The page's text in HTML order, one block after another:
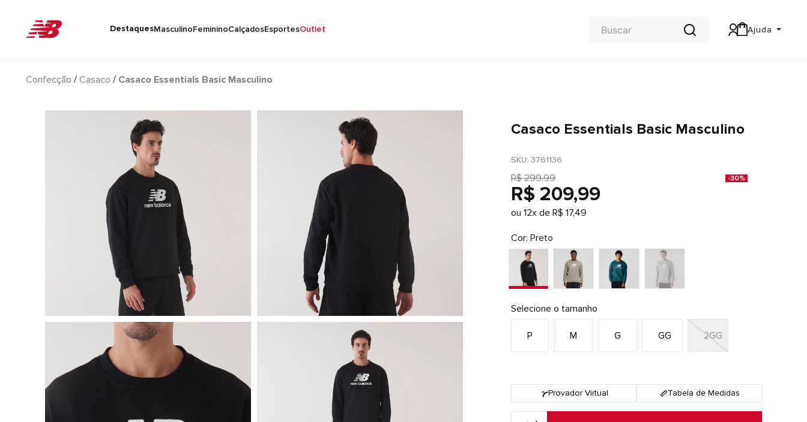
DestaquesMasculinoFemininoCalçadosEsportesOutlet Ajuda
Confecção Casaco Casaco Essentials Basic Masculino
Casaco Essentials Basic Masculino
SKU: 3761136
R$ 299,99 -30%
R$ 209,99
ou12x deR$ 17,49
Cor Preto
Selecione o tamanho
2GG
G GG
M
P
Provador Virtual Tabela de Medidas